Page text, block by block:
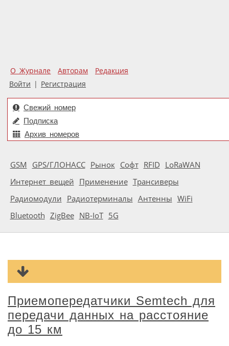
О Журнале Авторам
Редакция
Войти | Регистрация
Свежий номер
Подписка
Архив номеров
GSM GPS/ГЛОНАСС Рынок Софт RFID LoRaWAN
Интернет вещей Применение Трансиверы
Радиомодули Радиотерминалы Антенны WiFi
Bluetooth ZigBee NB-IoT 5G
Приемопередатчики Semtech для
передачи данных на расстояние
до 15 км